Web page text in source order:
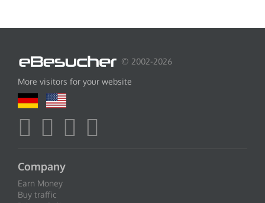
© 2002-2026
More visitors for your website
Company
Earn Money
Buy traffic